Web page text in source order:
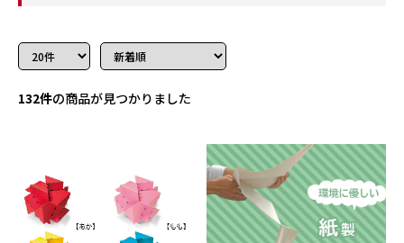
132件の商品が見つかりました